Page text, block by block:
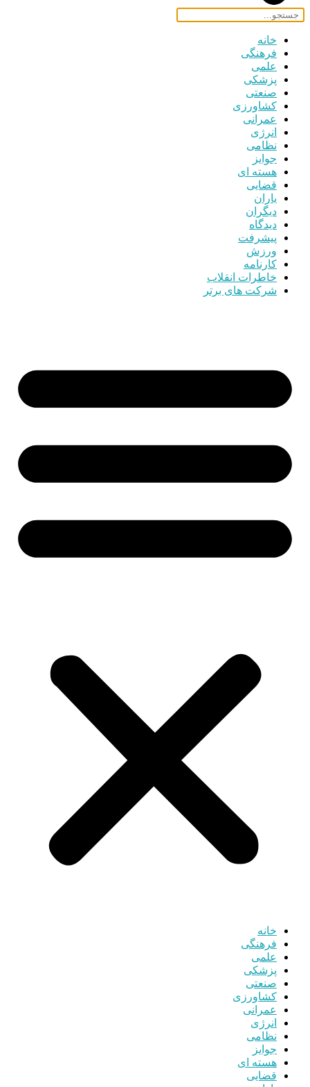
خانه
فرهنگی
علمی
پزشکی
صنعتی
کشاورزی
عمرانی
انرژی
نظامی
جوایز
هسته ای
قضایی
یاران
دیگران
دیدگاه
پیشرفت
ورزش
کارنامه
خاطرات انقلاب
شرکت های برتر
خانه
فرهنگی
علمی
پزشکی
صنعتی
کشاورزی
عمرانی
انرژی
نظامی
جوایز
هسته ای
قضایی